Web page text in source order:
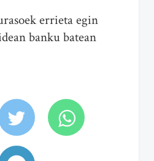
errieta egin
banku batean